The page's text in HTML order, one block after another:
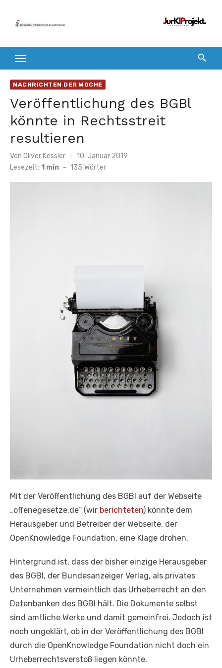
Inhalt
NACHRICHTEN DER WOCHE
Veröffentlichung des BGBl
könnte in Rechtsstreit
resultieren
Von Oliver Kessler
Veröffentlicht
am
10. Januar 2019
Lesezeit: 1 min - 135 Wörter
Mit der Veröffentlichung des BGBl auf der Webseite
„offenegesetze.de“ (wir berichteten) könnte dem
Herausgeber und Betreiber der Webseite, der
OpenKnowledge Foundation, eine Klage drohen.
Hintergrund ist, dass der bisher einzige Herausgeber
des BGBl, der Bundesanzeiger Verlag, als privates
Unternehmen vermeintlich das Urheberrecht an den
Datenbanken des BGBl hält. Die Dokumente selbst
sind amtliche Werke und damit gemeinfrei. Jedoch ist
noch ungeklärt, ob in der Veröffentlichung des BGBl
durch die OpenKnowledge Foundation nicht doch ein
Urheberrechtsverstoß liegen könnte.